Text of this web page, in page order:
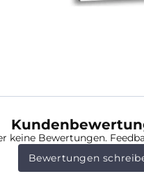
keine Bewertungen.
Bewertungen